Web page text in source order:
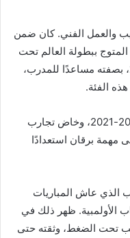
والعمل الفني. كان ضمن
ببطولة العالم تحت
19 عامًا في مقدونيا الشمالية عام 2019، بصفته مساعدًا للمدرب،
الفئة.
كما عمل مدربًا للزمالك خلال موسم 2020-2021، وخاض تجارب
مهمة برقان استعدادًا
الذي عاش المباريات
الأولمبية. ظهر ذلك في
تحت الضغط، وثقته حتى